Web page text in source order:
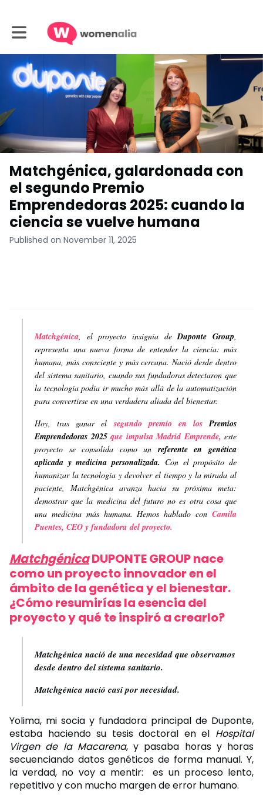
Toggle main navigation
Matchgénica, galardonada con
el segundo Premio
Emprendedoras 2025: cuando la
ciencia se vuelve humana
Published on November 11, 2025
Matchgénica, el proyecto insignia deDuponte Group,
representa una nueva forma de entender la ciencia: más
humana, más consciente y más cercana. Nació desde dentro
del sistema sanitario, cuando sus fundadoras detectaron que
la tecnología podía ir mucho más allá de la automatización
para convertirse en una verdadera aliada del bienestar.
Hoy, tras ganar elsegundo premio en losPremios
Emprendedoras 2025 que impulsa Madrid Emprende, este
proyecto se consolida como unreferente en genética
aplicada y medicina personalizada. Con el propósito de
humanizar la tecnología y devolver el tiempo y la mirada al
paciente, Matchgénica avanza hacia su próxima meta:
demostrar que la medicina del futuro no es otra cosa que
una medicina más humana. Hemos hablado con Camila
Puentes, CEO y fundadora del proyecto.
MatchgénicaDUPONTE GROUPnace
como un proyecto innovador en el
ámbito de la genética y el bienestar.
¿Cómo resumirías la esencia del
proyecto y qué te inspiró a crearlo?
Matchgénica nació de una necesidad que observamos
desde dentro del sistema sanitario.
Matchgénica nació casi por necesidad.
Yolima, mi socia y fundadora principal de Duponte,
estaba haciendo su tesis doctoral en el Hospital
Virgen de la Macarena, y pasaba horas y horas
secuenciando datos genéticos de forma manual. Y,
la verdad, no voy a mentir: es un proceso lento,
repetitivo y con mucho margen de error humano.